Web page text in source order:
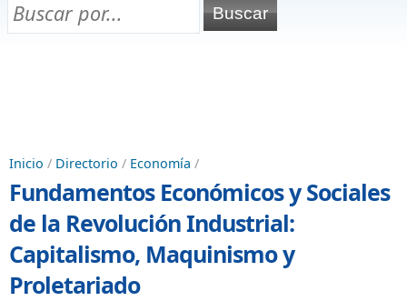
Chuletas para exámenes
Inicio / Directorio / Economía /
Fundamentos Económicos y Sociales
de la Revolución Industrial:
Capitalismo, Maquinismo y
Proletariado